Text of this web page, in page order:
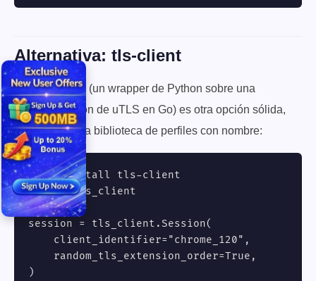
Alternativa: tls-client
tls-client
(un wrapper de Python sobre una
implementación de uTLS en Go) es otra opción sólida,
con una amplia biblioteca de perfiles con nombre:
# pip install tls-client
import tls_client
session = tls_client.Session(
    client_identifier="chrome_120",
    random_tls_extension_order=True,
)